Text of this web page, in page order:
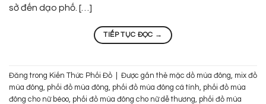
sở đến dạo phố. […]
TIẾP TỤC ĐỌC →
Đăng trong Kiến Thức Phối Đồ Được gắn thẻ mặc dồ mùa đông, mix đồ
mùa đông, phối đồ mùa đông, phối đồ mùa đông cá tính, phối đồ mùa
đông cho nữ béoo, phối đồ mùa đông cho nữ dễ thương, phối đồ mùa